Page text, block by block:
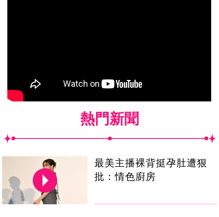
熱門新聞
最美主播裸背挺孕肚遭狠
批：情色廚房